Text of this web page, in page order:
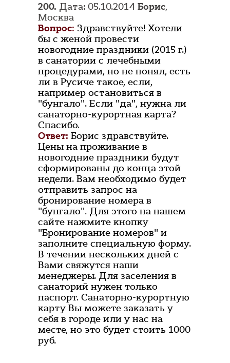
200. Дата: 05.10.2014 Борис,
Москва
Вопрос: Здравствуйте! Хотели
бы с женой провести
новогодние праздники (2015 г.)
в санатории с лечебными
процедурами, но не понял, есть
ли в Русиче такое, если,
например остановиться в
"бунгало". Если "да", нужна ли
санаторно-курортная карта?
Спасибо.
Ответ: Борис здравствуйте.
Цены на проживание в
новогодние праздники будут
сформированы до конца этой
недели. Вам необходимо будет
отправить запрос на
бронирование номера в
"бунгало". Для этого на нашем
сайте нажмите кнопку
"Бронирование номеров" и
заполните специальную форму.
В течении нескольких дней с
Вами свяжутся наши
менеджеры. Для заселения в
санаторий нужен только
паспорт. Санаторно-курортную
карту Вы можете заказать у
себя в городе или у нас на
месте, но это будет стоить 1000
руб.